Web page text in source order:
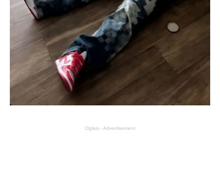
Oglasi - Advertisement